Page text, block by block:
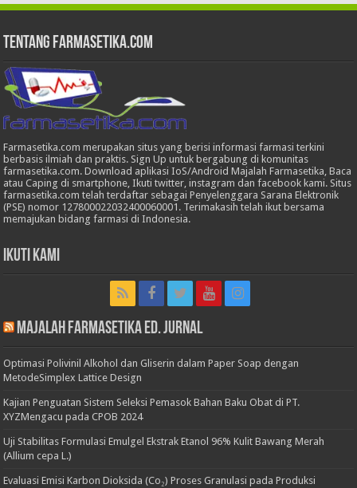
Tentang Farmasetika.com
Farmasetika.com merupakan situs yang berisi informasi farmasi terkini
berbasis ilmiah dan praktis. Sign Up untuk bergabung di komunitas
farmasetika.com. Download aplikasi IoS/Android Majalah Farmasetika, Baca
atau Caping di smartphone, Ikuti twitter, instagram dan facebook kami. Situs
farmasetika.com telah terdaftar sebagai Penyelenggara Sarana Elektronik
(PSE) nomor 127800022032400060001. Terimakasih telah ikut bersama
memajukan bidang farmasi di Indonesia.
Ikuti Kami
Majalah Farmasetika Ed. Jurnal
Optimasi Polivinil Alkohol dan Gliserin dalam Paper Soap dengan
MetodeSimplex Lattice Design
Kajian Penguatan Sistem Seleksi Pemasok Bahan Baku Obat di PT.
XYZMengacu pada CPOB 2024
Uji Stabilitas Formulasi Emulgel Ekstrak Etanol 96% Kulit Bawang Merah
(Allium cepa L.)
Evaluasi Emisi Karbon Dioksida (Co₂) Proses Granulasi pada Produksi